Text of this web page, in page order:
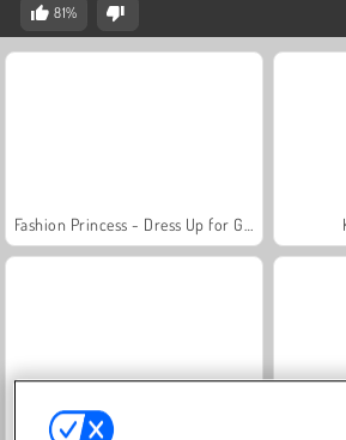
81%
Hair Challenge Online